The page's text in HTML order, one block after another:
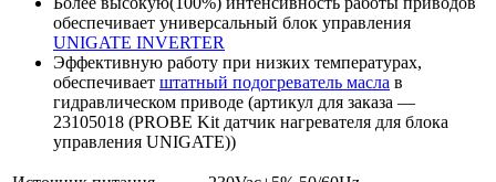
обеспечивает универсальный блок управления
UNIGATE INVERTER
Эффективную работу при низких температурах,
обеспечивает штатный подогреватель масла в
гидравлическом приводе (артикул для заказа —
23105018 (PROBE Kit датчик нагревателя для блока
управления UNIGATE))